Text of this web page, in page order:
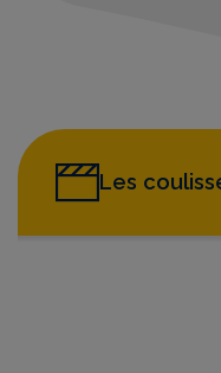
Les